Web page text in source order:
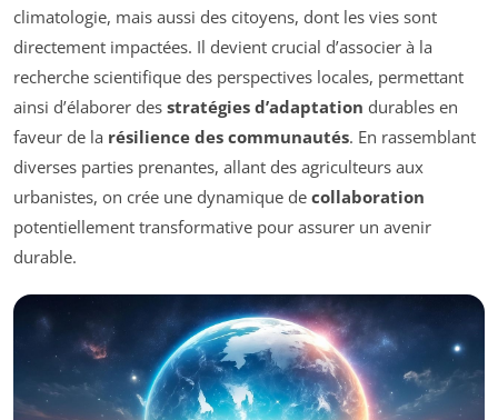
climatologie, mais aussi des citoyens, dont les vies sont
directement impactées. Il devient crucial d’associer à la
recherche scientifique des perspectives locales, permettant
ainsi d’élaborer des stratégies d’adaptation durables en
faveur de la résilience des communautés. En rassemblant
diverses parties prenantes, allant des agriculteurs aux
urbanistes, on crée une dynamique de collaboration
potentiellement transformative pour assurer un avenir
durable.